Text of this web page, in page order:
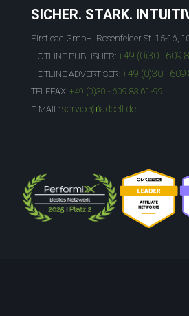
SICHER. STARK.
Firstlead GmbH, Rosenfelder St. 15-16,
HOTLINE PUBLISHER: +49 (0)30 - 609
HOTLINE ADVERTISER: +49 (0)30 - 609
TELEFAX: +49 (0)30 - 609 83 61-99
E-MAIL: service@adcell.de